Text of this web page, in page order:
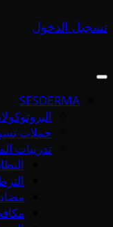
تسجيل الدخول
SESDERMA
حملات
تدريبات